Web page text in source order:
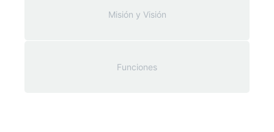
Misión y Visión
Funciones